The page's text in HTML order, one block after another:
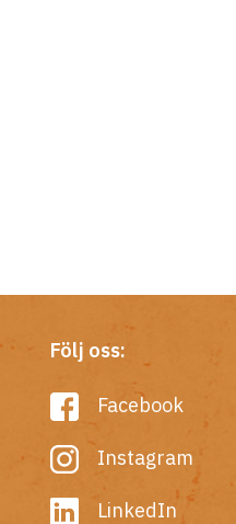
Följ oss:
Facebook
Instagram
LinkedIn